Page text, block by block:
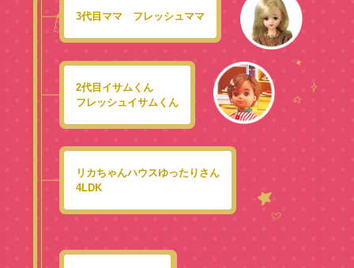
3代目ママ フレッシュママ
2代目イサムくん
フレッシュイサムくん
リカちゃんハウスゆったりさん
4LDK